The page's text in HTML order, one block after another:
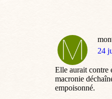
dit
24
Elle aurait contre
macronie
empoisonné.